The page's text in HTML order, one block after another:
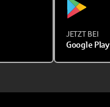
JETZT BEI
Google Play